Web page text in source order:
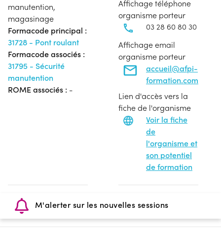
manutention,
magasinage
Formacode principal :
31728 - Pont roulant
Formacode associés :
31795 - Sécurité
manutention
ROME associés : -
Affichage téléphone
organisme porteur
03 28 60 80 30
Affichage email
organisme porteur
accueil@afpi-
formation.com
Lien d'accès vers la
fiche de l'organisme
Voir la fiche
de
l'organisme et
son potentiel
de formation
M'alerter sur les nouvelles sessions